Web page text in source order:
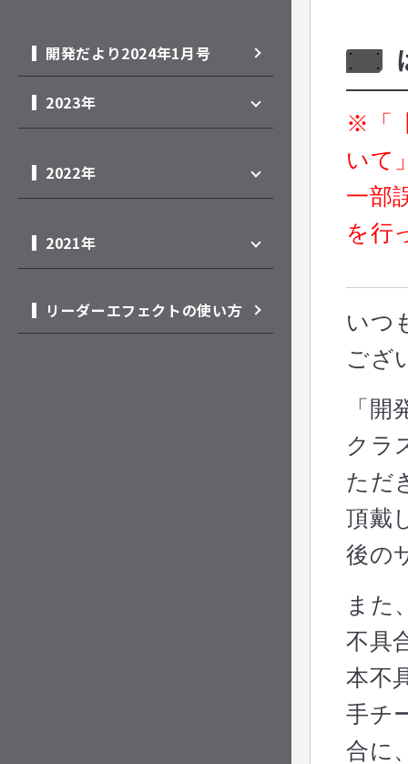
開発だより2024年1月号
2023年
開発だより2023年10月号
開発だより2023年9月号
開発だより2023年8月号
2022年
開発だより2022年10月号
2021年
年末年始直前開発だより
リーダーエフェクトの使い方
※「
いて
一部
を行
いつ
ござ
「
クラ
ただ
頂戴
後の
また
不具
本不
手チ
合に